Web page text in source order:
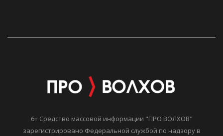
6+ Средство массовой информации "ПРО ВОЛХОВ"
зарегистрировано Федеральной службой по надзору в